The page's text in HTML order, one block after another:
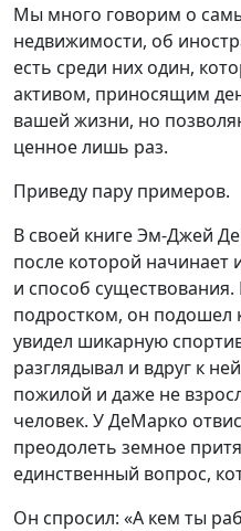
Мы много говорим о
недвижимости, об
есть среди них один,
активом, приносящим
вашей жизни, но
ценное лишь раз.
Приведу пару примеров.
В своей книге Эм-Джей
после которой начинает
и способ
подростком, он подошел
увидел шикарную
разглядывал и вдруг к
пожилой и даже не
человек. У ДеМарко
преодолеть земное
единственный вопрос,
Он спросил: «А кем ты